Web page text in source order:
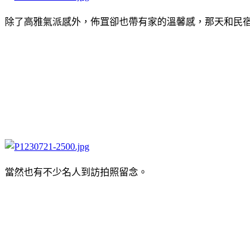
除了高雅氣派感外，佈罝卻也帶有家的溫馨感，那天和民
當然也有不少名人到訪拍照留念。